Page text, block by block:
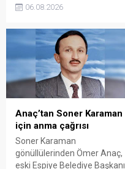
uygulamasına destek veren
ambalajın çöpe gitmesini
önledi.
06.08.2026
Anaç’tan Soner Karaman
için anma çağrısı
Soner Karaman
gönüllülerinden Ömer Anaç,
eski Espiye Belediye Başkanı